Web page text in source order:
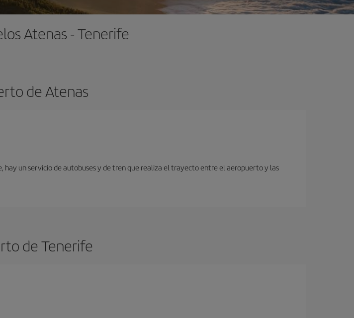
Atenas - Tenerife
de Atenas
un servicio de autobuses y de tren que realiza el trayecto entre el aeropuerto y las
de Tenerife